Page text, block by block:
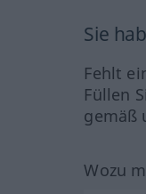
Sie
Fehlt
Füllen
gemäß
Wozu